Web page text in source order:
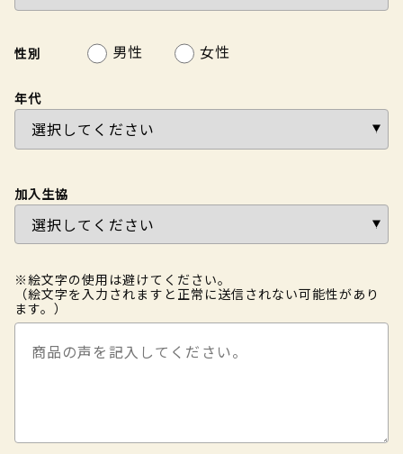
性別 男性 女性
年代
加入生協
※絵文字の使用は避けてください。
（絵文字を入力されますと正常に送信されない可能性があり
ます。）